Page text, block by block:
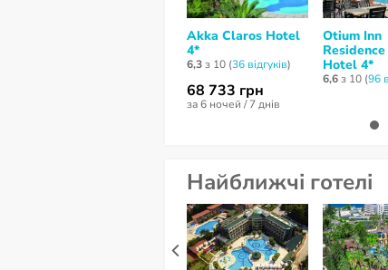
Akka Claros Hotel
4*
6,3з 10 (36 відгуків)
68 733 грн
за 6 ночей / 7 днів
Otium Inn
Hotel 4*
6,6з 10 (96
Найближчі готелі